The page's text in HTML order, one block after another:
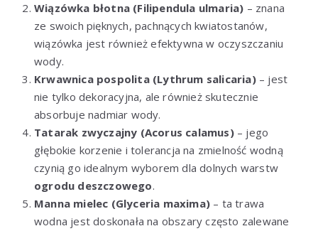
Wiązówka błotna (Filipendula ulmaria) – znana
ze swoich pięknych, pachnących kwiatostanów,
wiązówka jest również efektywna w oczyszczaniu
wody.
Krwawnica pospolita (Lythrum salicaria)– jest
nie tylko dekoracyjna, ale również skutecznie
absorbuje nadmiar wody.
Tatarak zwyczajny (Acorus calamus)– jego
głębokie korzenie i tolerancja na zmielność wodną
czynią go idealnym wyborem dla dolnych warstw
ogrodu deszczowego.
Manna mielec (Glyceria maxima) – ta trawa
wodna jest doskonała na obszary często zalewane